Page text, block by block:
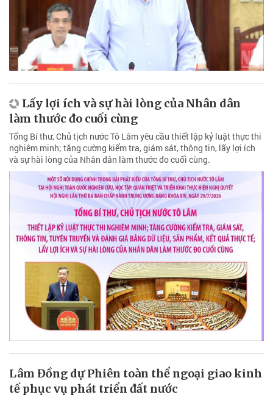
Lấy lợi ích và sự hài lòng của Nhân dân
làm thước đo cuối cùng
Tổng Bí thư, Chủ tịch nước Tô Lâm yêu cầu thiết lập kỷ luật thực thi
nghiêm minh; tăng cường kiểm tra, giám sát, thông tin, lấy lợi ích
và sự hài lòng của Nhân dân làm thước đo cuối cùng.
Lâm Đồng dự Phiên toàn thể ngoại giao kinh
tế phục vụ phát triển đất nước